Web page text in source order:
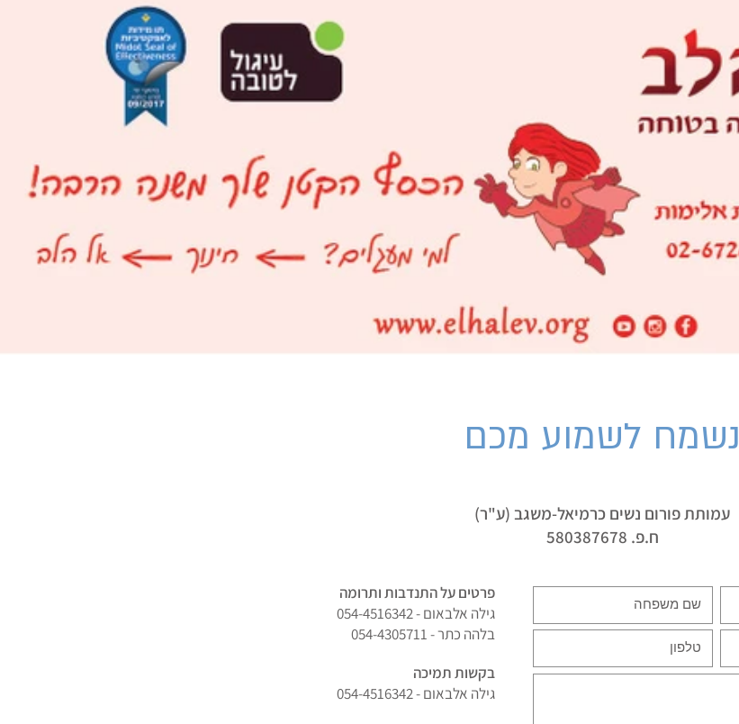
נשמח לשמוע מכם
עמותת פורום נשים כרמיאל-משגב (ע"ר)
ח.פ. 580387678
פרטים על התנדבות ותרומה
גילה אלבאום - 054-4516342
בלהה כתר - 054-4305711
בקשות תמיכה
גילה אלבאום - 054-4516342